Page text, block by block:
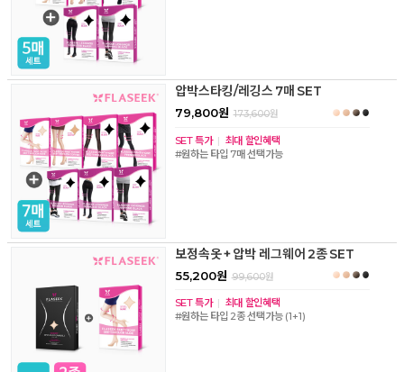
압박스타킹/레깅스 7매 SET
79,800원 173,600원
SET 특가 | 최대 할인혜택
#원하는 타입 7매 선택가능
보정속옷 + 압박 레그웨어 2종 SET
55,200원 99,600원
SET 특가 | 최대 할인혜택
#원하는 타입 2종 선택가능 (1+1)